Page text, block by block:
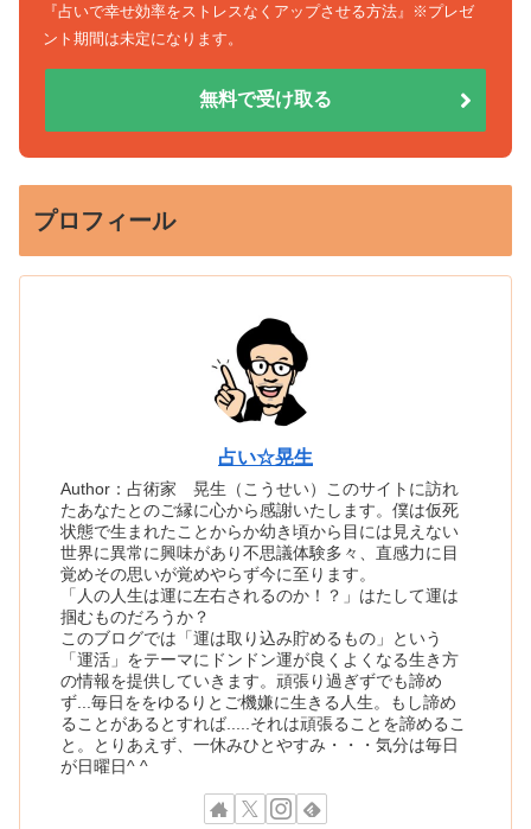
『占いで幸せ効率をストレスなくアップさせる方法』※プレゼ
ント期間は未定になります。
無料で受け取る
プロフィール
占い☆晃生
Author：占術家 晃生（こうせい）このサイトに訪れ
たあなたとのご縁に心から感謝いたします。僕は仮死
状態で生まれたことからか幼き頃から目には見えない
世界に異常に興味があり不思議体験多々、直感力に目
覚めその思いが覚めやらず今に至ります。
「人の人生は運に左右されるのか！？」はたして運は
掴むものだろうか？
このブログでは「運は取り込み貯めるもの」という
「運活」をテーマにドンドン運が良くよくなる生き方
の情報を提供していきます。頑張り過ぎずでも諦め
ず...毎日ををゆるりとご機嫌に生きる人生。もし諦め
ることがあるとすれば.....それは頑張ることを諦めるこ
と。とりあえず、一休みひとやすみ・・・気分は毎日
が日曜日^ ^